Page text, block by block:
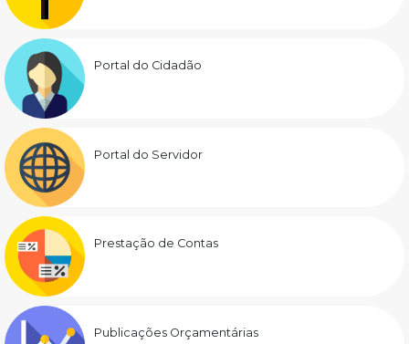
Portal do Cidadão
Portal do Servidor
Prestação de Contas
Publicações Orçamentárias